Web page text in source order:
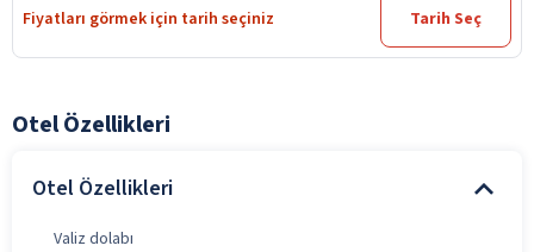
Fiyatları görmek için tarih seçiniz Tarih Seç
Otel Özellikleri
Otel Özellikleri
Valiz dolabı